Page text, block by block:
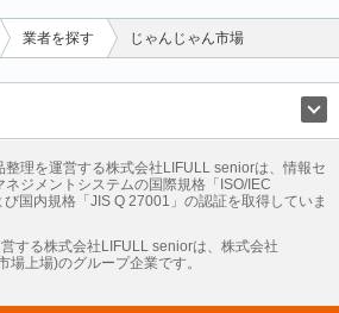
業者を探す じゃんじゃん市場
人ホーム 地方創生 ママの就労支援
ング 遺品整理 老後の暮らし情報
ス
門売却査定 不動産投資 アドバイザー
整理を運営する株式会社LIFULL seniorは、情報セ
ネジメントシステムの国際規格「ISO/IEC
国内規格「JIS Q 27001」の認証を取得していま
する株式会社LIFULL seniorは、株式会社
場上場)のグループ企業です。